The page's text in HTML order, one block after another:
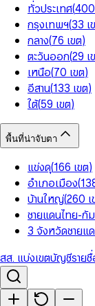
ทั่วประเทศ(400
กรุงเทพฯ(33 เ
กลาง(76 เขต)
ตะวันออก(29 เ
เหนือ(70 เขต)
อีสาน(133 เขต)
ใต้(59 เขต)
พื้นที่น่าจับตา
แข่งดุ(166 เขต)
อำเภอเมือง(
บ้านใหญ่(260
ชายแดนไทย-กั
3 จังหวัดชายแ
สส. แบ่งเขตบัญชีราย